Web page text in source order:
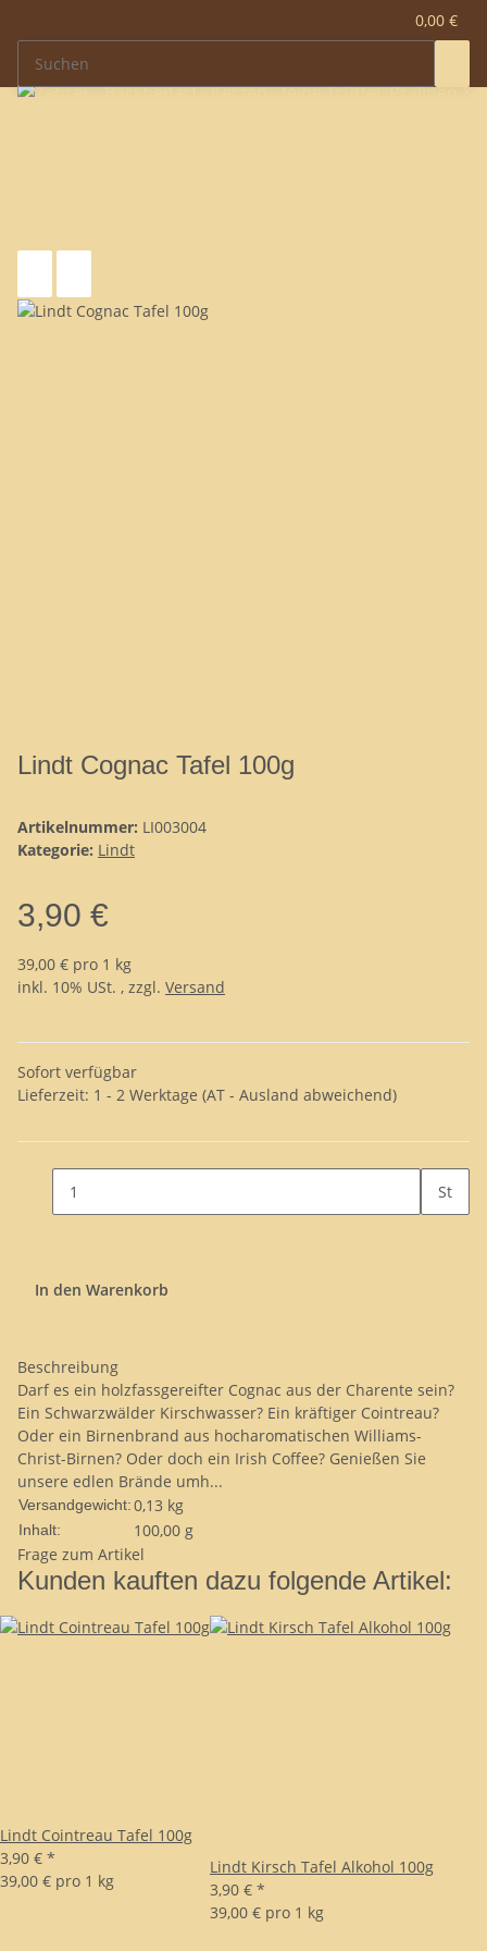
0,00 €
Lindt Cognac Tafel 100g
Artikelnummer: LI003004
Kategorie: Lindt
3,90 €
39,00 € pro 1 kg
inkl. 10% USt. , zzgl. Versand
Sofort verfügbar
Lieferzeit: 1 - 2 Werktage (AT - Ausland abweichend)
St
In den Warenkorb
Beschreibung
Darf es ein holzfassgereifter Cognac aus der Charente sein?
Ein Schwarzwälder Kirschwasser? Ein kräftiger Cointreau?
Oder ein Birnenbrand aus hocharomatischen Williams-
Christ-Birnen? Oder doch ein Irish Coffee? Genießen Sie
unsere edlen Brände umh...
Versandgewicht:0,13 kg
Inhalt:
100,00 g
Frage zum Artikel
Kunden kauften dazu folgende Artikel:
Lindt Cointreau Tafel 100g
3,90 € *
39,00 € pro 1 kg
Lindt Kirsch Tafel Alkohol 100g
3,90 € *
39,00 € pro 1 kg